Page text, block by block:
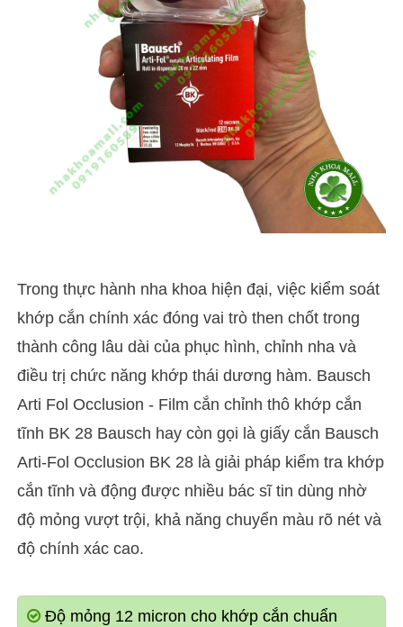
Trong thực hành nha khoa hiện đại, việc kiểm soát
khớp cắn chính xác đóng vai trò then chốt trong
thành công lâu dài của phục hình, chỉnh nha và
điều trị chức năng khớp thái dương hàm. Bausch
Arti Fol Occlusion - Film cắn chỉnh thô khớp cắn
tĩnh BK 28 Bausch hay còn gọi là giấy cắn Bausch
Arti-Fol Occlusion BK 28 là giải pháp kiểm tra khớp
cắn tĩnh và động được nhiều bác sĩ tin dùng nhờ
độ mỏng vượt trội, khả năng chuyển màu rõ nét và
độ chính xác cao.
Độ mỏng 12 micron cho khớp cắn chuẩn